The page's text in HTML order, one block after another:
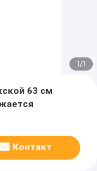
1/1
63 см
Контакт